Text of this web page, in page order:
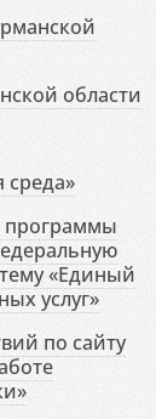
области
среда»
программы
«Единый
услуг»
по сайту